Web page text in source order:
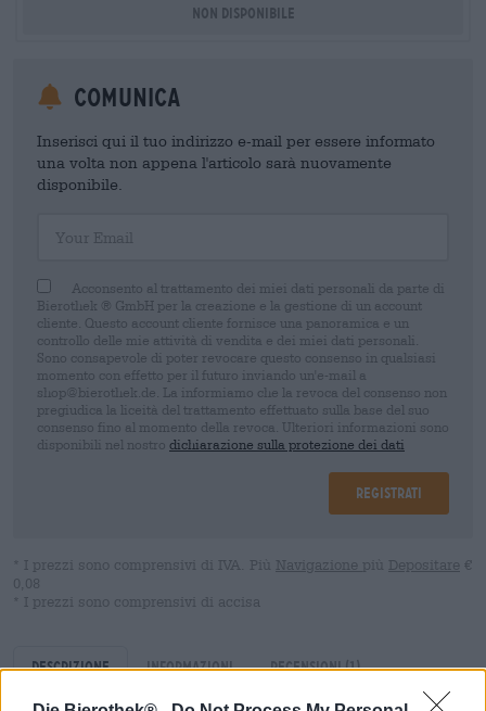
Non disponibile
Comunica
Inserisci qui il tuo indirizzo e-mail per essere informato
una volta non appena l'articolo sarà nuovamente
disponibile.
Acconsento al trattamento dei miei dati personali da parte di
Bierothek ® GmbH per la creazione e la gestione di un account
cliente. Questo account cliente fornisce una panoramica e un
controllo delle mie attività di vendita e dei miei dati personali.
Sono consapevole di poter revocare questo consenso in qualsiasi
momento con effetto per il futuro inviando un'e-mail a
shop@bierothek.de. La informiamo che la revoca del consenso non
pregiudica la liceità del trattamento effettuato sulla base del suo
consenso fino al momento della revoca. Ulteriori informazioni sono
disponibili nel nostro dichiarazione sulla protezione dei dati
Registrati
* I prezzi sono comprensivi di IVA. Più Navigazione più Depositare €
0,08
* I prezzi sono comprensivi di accisa
Descrizione Informazioni Recensioni(1)